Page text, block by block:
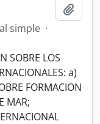
simple ·
SOBRE LOS
a)
FORMACION
MAR;